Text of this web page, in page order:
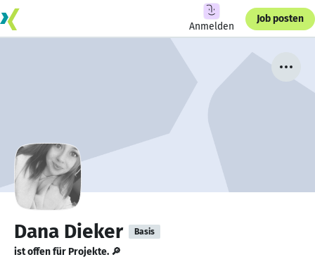
Anmelden
Job posten
Dana Dieker Basis
ist offen für Projekte. 🔎